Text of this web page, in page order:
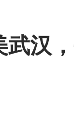
武汉